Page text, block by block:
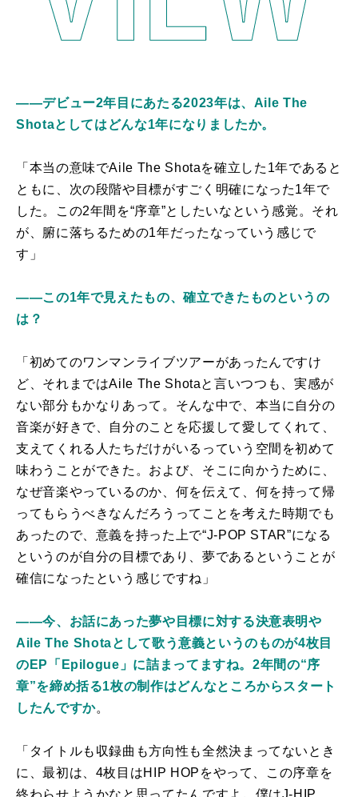
――デビュー2年目にあたる2023年は、Aile The
Shotaとしてはどんな1年になりましたか。
「本当の意味でAile The Shotaを確立した1年であると
ともに、次の段階や目標がすごく明確になった1年で
した。この2年間を“序章”としたいなという感覚。それ
が、腑に落ちるための1年だったなっていう感じで
す」
――この1年で見えたもの、確立できたものというの
は？
「初めてのワンマンライブツアーがあったんですけ
ど、それまではAile The Shotaと言いつつも、実感が
ない部分もかなりあって。そんな中で、本当に自分の
音楽が好きで、自分のことを応援して愛してくれて、
支えてくれる人たちだけがいるっていう空間を初めて
味わうことができた。および、そこに向かうために、
なぜ音楽やっているのか、何を伝えて、何を持って帰
ってもらうべきなんだろうってことを考えた時期でも
あったので、意義を持った上で“J-POP STAR”になる
というのが自分の目標であり、夢であるということが
確信になったという感じですね」
――今、お話にあった夢や目標に対する決意表明や
Aile The Shotaとして歌う意義というのものが4枚目
のEP「Epilogue」に詰まってますね。2年間の“序
章”を締め括る1枚の制作はどんなところからスタート
したんですか。
「タイトルも収録曲も方向性も全然決まってないとき
に、最初は、4枚目はHIP HOPをやって、この序章を
終わらせようかなと思ってたんですよ。僕はJ-HIP